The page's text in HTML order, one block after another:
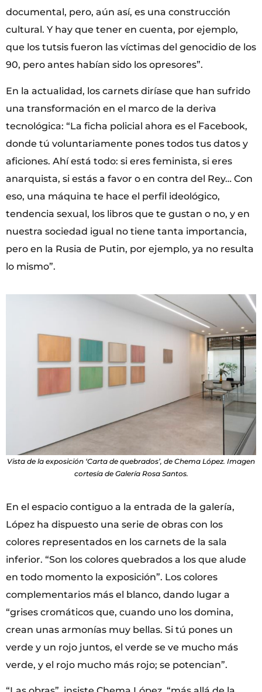
documental, pero, aún así, es una construcción
cultural. Y hay que tener en cuenta, por ejemplo,
que los tutsis fueron las víctimas del genocidio de los
90, pero antes habían sido los opresores”.
En la actualidad, los carnets diríase que han sufrido
una transformación en el marco de la deriva
tecnológica: “La ficha policial ahora es el Facebook,
donde tú voluntariamente pones todos tus datos y
aficiones. Ahí está todo: si eres feminista, si eres
anarquista, si estás a favor o en contra del Rey… Con
eso, una máquina te hace el perfil ideológico,
tendencia sexual, los libros que te gustan o no, y en
nuestra sociedad igual no tiene tanta importancia,
pero en la Rusia de Putin, por ejemplo, ya no resulta
lo mismo”.
Vista de la exposición ‘Carta de quebrados’, de Chema López. Imagen
cortesía de Galería Rosa Santos.
En el espacio contiguo a la entrada de la galería,
López ha dispuesto una serie de obras con los
colores representados en los carnets de la sala
inferior. “Son los colores quebrados a los que alude
en todo momento la exposición”. Los colores
complementarios más el blanco, dando lugar a
“grises cromáticos que, cuando uno los domina,
crean unas armonías muy bellas. Si tú pones un
verde y un rojo juntos, el verde se ve mucho más
verde, y el rojo mucho más rojo; se potencian”.